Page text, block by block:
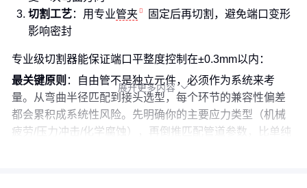
切割工艺：用专业管夹
固定后再切割，避免端口变形
影响密封
专业级切割器能保证端口平整度控制在±0.3mm以内：
最关键原则 ：自由管不是独立元件，必须作为系统来考
量。从弯曲半径匹配到接头选型，每个环节的兼容性偏差
都会累积成系统性风险。先明确你的主要应力类型（机械
疲劳/压力冲击/化学腐蚀），再倒推匹配管道参数，比单纯
展开更多内容 